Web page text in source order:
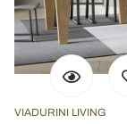
VIADURINI LIVING